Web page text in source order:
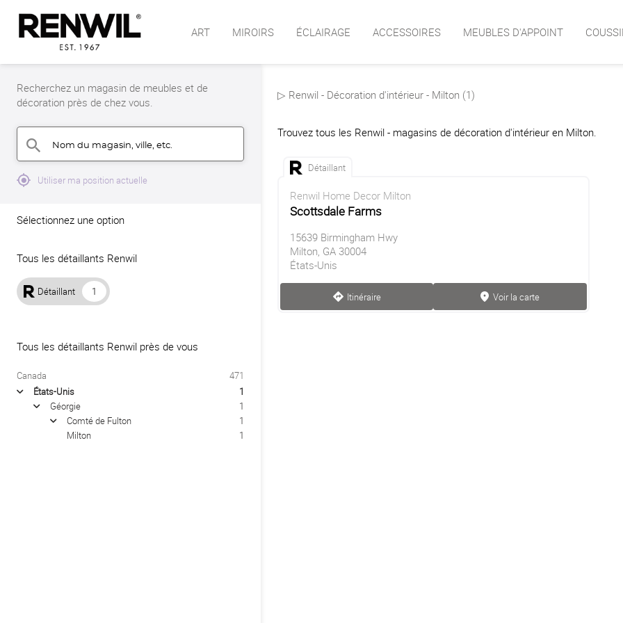
ART MIROIRS ÉCLAIRAGE ACCESSOIRES MEUBLES D'APPOINT
Recherchez un magasin de meubles et de
décoration près de chez vous.
search Nom du magasin, ville, etc.
mylocation Utiliser ma position actuelle
Sélectionnez une option
Tous les détaillants Renwil
1
Détaillant
Tous les détaillants Renwil près de vous
Canada 471
arrow États-Unis 1
arrow Géorgie 1
arrow Comté de Fulton
1
Milton
1
▷ Renwil - Décoration d'intérieur - Milton (1)
Trouvez tous les Renwil - magasins de décoration d'intérieur en Milton.
Détaillant
Renwil Home Decor Milton
Scottsdale Farms
15639 Birmingham Hwy
Milton, GA 30004
États-Unis
direction Itinéraire marker Voir la carte